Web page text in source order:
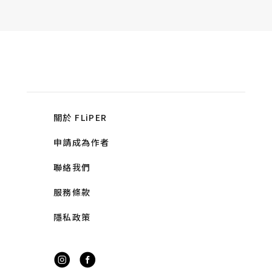
關於 FLiPER
申請成為作者
聯絡我們
服務條款
隱私政策